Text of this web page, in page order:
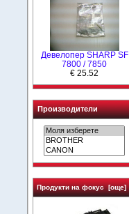
Девелопер SHARP SF
7800 / 7850
€ 25.52
Производители
Продукти на фокус [още]